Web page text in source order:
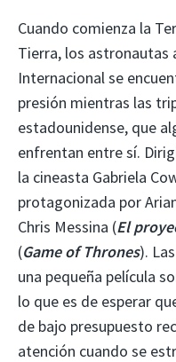
Cuando comienza la
Tierra, los astronautas
Internacional se
presión mientras las
estadounidense, que
enfrentan entre sí.
la cineasta Gabriela
protagonizada por
Chris Messina (El
(Game of Thrones).
una pequeña película
lo que es de esperar
de bajo presupuesto
atención cuando se